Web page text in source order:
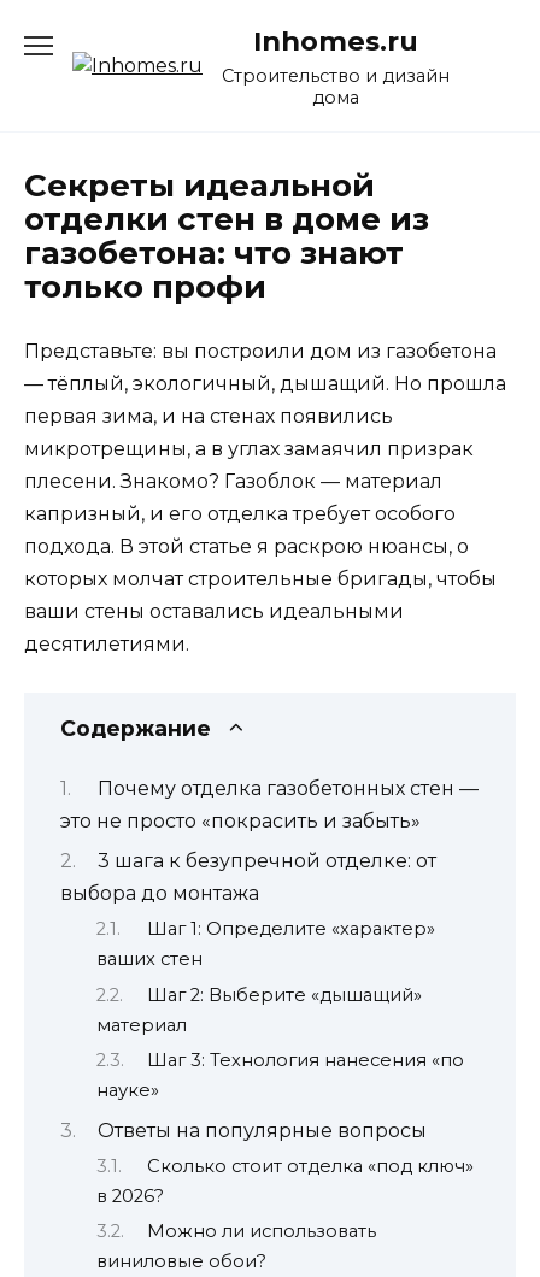
содержанию
Inhomes.ru
Строительство и дизайн
дома
Секреты идеальной
отделки стен в доме из
газобетона: что знают
только профи
Представьте: вы построили дом из газобетона
— тёплый, экологичный, дышащий. Но прошла
первая зима, и на стенах появились
микротрещины, а в углах замаячил призрак
плесени. Знакомо? Газоблок — материал
капризный, и его отделка требует особого
подхода. В этой статье я раскрою нюансы, о
которых молчат строительные бригады, чтобы
ваши стены оставались идеальными
десятилетиями.
Содержание
Почему отделка газобетонных стен —
это не просто «покрасить и забыть»
3 шага к безупречной отделке: от
выбора до монтажа
Шаг 1: Определите «характер»
ваших стен
Шаг 2: Выберите «дышащий»
материал
Шаг 3: Технология нанесения «по
науке»
Ответы на популярные вопросы
Сколько стоит отделка «под ключ»
в 2026?
Можно ли использовать
виниловые обои?